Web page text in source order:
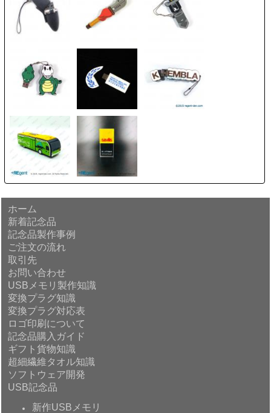
ホーム
新着記念品
記念品製作事例
ご注文の流れ
取引先
お問い合わせ
USBメモリ製作知識
変換プラグ知識
変換プラグ対応表
ロゴ印刷について
記念品購入ガイド
ギフト貨物知識
超細繊維タオル知識
ソフトウェア開発
USB記念品
新作USBメモリ